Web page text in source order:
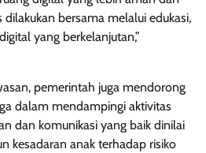
dilakukan bersama melalui edukasi,
yang berkelanjutan,”
pemerintah juga mendorong
dalam mendampingi aktivitas
dan komunikasi yang baik dinilai
kesadaran anak terhadap risiko